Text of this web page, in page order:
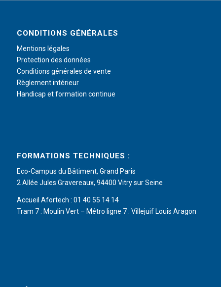
CONDITIONS GÉNÉRALES
Mentions légales
Protection des données
Conditions générales de vente
Règlement intérieur
Handicap et formation continue
FORMATIONS TECHNIQUES :
Eco-Campus du Bâtiment, Grand Paris
2 Allée Jules Gravereaux, 94400 Vitry sur Seine
Accueil Afortech : 01 40 55 14 14
Tram 7 : Moulin Vert – Métro ligne 7 : Villejuif Louis Aragon